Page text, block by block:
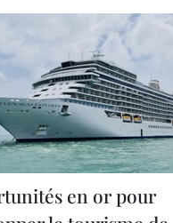
en or pour